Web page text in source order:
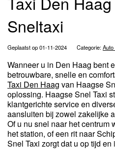
Sneltaxi
Geplaatst op 01-11-2024 Categorie:
Wanneer u in Den Haag bent
betrouwbare, snelle en
Taxi Den Haag van Haagse
oplossing. Haagse Snel Taxi
klantgerichte service en
aansluiten bij zowel zakelijke
Of u nu snel naar het centrum
het station, of een rit naar
Snel Taxi zorgt dat u op tijd en